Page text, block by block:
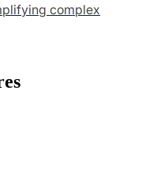
complex